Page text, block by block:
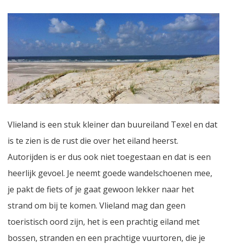
Vlieland is een stuk kleiner dan buureiland Texel en dat
is te zien is de rust die over het eiland heerst.
Autorijden is er dus ook niet toegestaan en dat is een
heerlijk gevoel. Je neemt goede wandelschoenen mee,
je pakt de fiets of je gaat gewoon lekker naar het
strand om bij te komen. Vlieland mag dan geen
toeristisch oord zijn, het is een prachtig eiland met
bossen, stranden en een prachtige vuurtoren, die je